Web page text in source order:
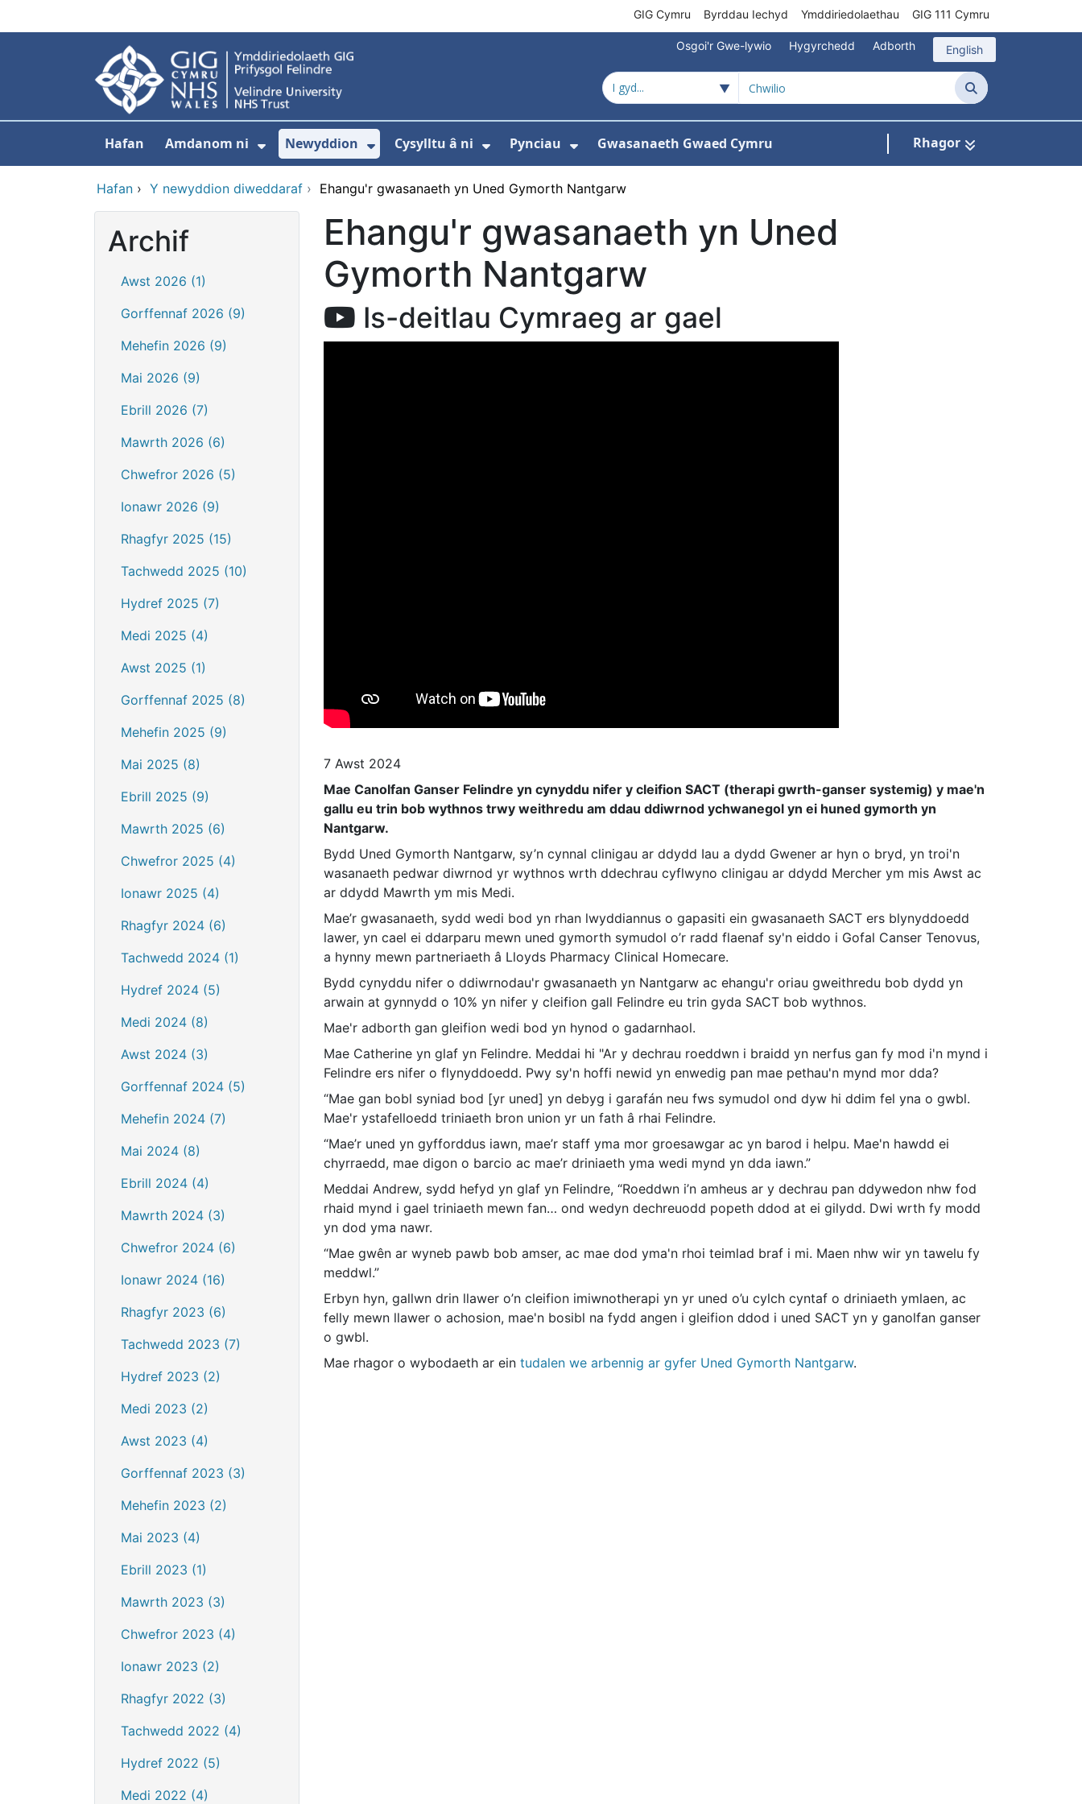
GIG Cymru Byrddau Iechyd Ymddiriedolaethau GIG 111 Cymru
Osgoi'r Gwe-lywio Hygyrchedd Adborth English
Chwilio
Hafan Amdanom ni
Dangos isddewislen ar gyfer Amdanom ni
Newyddion
Dangos isddewislen ar gyfer Newyddion
Cysylltu â ni Pynciau Gwasanaeth Gwaed Cymru Rhagor
Hafan › Y newyddion diweddaraf › Ehangu'r gwasanaeth yn Uned Gymorth Nantgarw
Archif
Awst 2026 (1)
Gorffennaf 2026 (9)
Mehefin 2026 (9)
Mai 2026 (9)
Ebrill 2026 (7)
Mawrth 2026 (6)
Chwefror 2026 (5)
Ionawr 2026 (9)
Rhagfyr 2025 (15)
Tachwedd 2025 (10)
Hydref 2025 (7)
Medi 2025 (4)
Awst 2025 (1)
Gorffennaf 2025 (8)
Mehefin 2025 (9)
Mai 2025 (8)
Ebrill 2025 (9)
Mawrth 2025 (6)
Chwefror 2025 (4)
Ionawr 2025 (4)
Rhagfyr 2024 (6)
Tachwedd 2024 (1)
Hydref 2024 (5)
Medi 2024 (8)
Awst 2024 (3)
Gorffennaf 2024 (5)
Mehefin 2024 (7)
Mai 2024 (8)
Ebrill 2024 (4)
Mawrth 2024 (3)
Chwefror 2024 (6)
Ionawr 2024 (16)
Rhagfyr 2023 (6)
Tachwedd 2023 (7)
Hydref 2023 (2)
Medi 2023 (2)
Awst 2023 (4)
Gorffennaf 2023 (3)
Mehefin 2023 (2)
Mai 2023 (4)
Ebrill 2023 (1)
Mawrth 2023 (3)
Chwefror 2023 (4)
Ionawr 2023 (2)
Rhagfyr 2022 (3)
Tachwedd 2022 (4)
Hydref 2022 (5)
Medi 2022 (4)
Ehangu'r gwasanaeth yn Uned
Gymorth Nantgarw
Is-deitlau Cymraeg ar gael
7 Awst 2024
Mae Canolfan Ganser Felindre yn cynyddu nifer y cleifion SACT (therapi gwrth-ganser systemig) y mae'n
gallu eu trin bob wythnos trwy weithredu am ddau ddiwrnod ychwanegol yn ei huned gymorth yn
Nantgarw.
Bydd Uned Gymorth Nantgarw, sy’n cynnal clinigau ar ddydd Iau a dydd Gwener ar hyn o bryd, yn troi'n
wasanaeth pedwar diwrnod yr wythnos wrth ddechrau cyflwyno clinigau ar ddydd Mercher ym mis Awst ac
ar ddydd Mawrth ym mis Medi.
Mae’r gwasanaeth, sydd wedi bod yn rhan lwyddiannus o gapasiti ein gwasanaeth SACT ers blynyddoedd
lawer, yn cael ei ddarparu mewn uned gymorth symudol o’r radd flaenaf sy'n eiddo i Gofal Canser Tenovus,
a hynny mewn partneriaeth â Lloyds Pharmacy Clinical Homecare.
Bydd cynyddu nifer o ddiwrnodau'r gwasanaeth yn Nantgarw ac ehangu'r oriau gweithredu bob dydd yn
arwain at gynnydd o 10% yn nifer y cleifion gall Felindre eu trin gyda SACT bob wythnos.
Mae'r adborth gan gleifion wedi bod yn hynod o gadarnhaol.
Mae Catherine yn glaf yn Felindre. Meddai hi "Ar y dechrau roeddwn i braidd yn nerfus gan fy mod i'n mynd i
Felindre ers nifer o flynyddoedd. Pwy sy'n hoffi newid yn enwedig pan mae pethau'n mynd mor dda?
“Mae gan bobl syniad bod [yr uned] yn debyg i garafán neu fws symudol ond dyw hi ddim fel yna o gwbl.
Mae'r ystafelloedd triniaeth bron union yr un fath â rhai Felindre.
“Mae’r uned yn gyfforddus iawn, mae’r staff yma mor groesawgar ac yn barod i helpu. Mae'n hawdd ei
chyrraedd, mae digon o barcio ac mae’r driniaeth yma wedi mynd yn dda iawn.”
Meddai Andrew, sydd hefyd yn glaf yn Felindre, “Roeddwn i’n amheus ar y dechrau pan ddywedon nhw fod
rhaid mynd i gael triniaeth mewn fan… ond wedyn dechreuodd popeth ddod at ei gilydd. Dwi wrth fy modd
yn dod yma nawr.
“Mae gwên ar wyneb pawb bob amser, ac mae dod yma'n rhoi teimlad braf i mi. Maen nhw wir yn tawelu fy
meddwl.”
Erbyn hyn, gallwn drin llawer o’n cleifion imiwnotherapi yn yr uned o’u cylch cyntaf o driniaeth ymlaen, ac
felly mewn llawer o achosion, mae'n bosibl na fydd angen i gleifion ddod i uned SACT yn y ganolfan ganser
o gwbl.
Mae rhagor o wybodaeth ar ein tudalen we arbennig ar gyfer Uned Gymorth Nantgarw.